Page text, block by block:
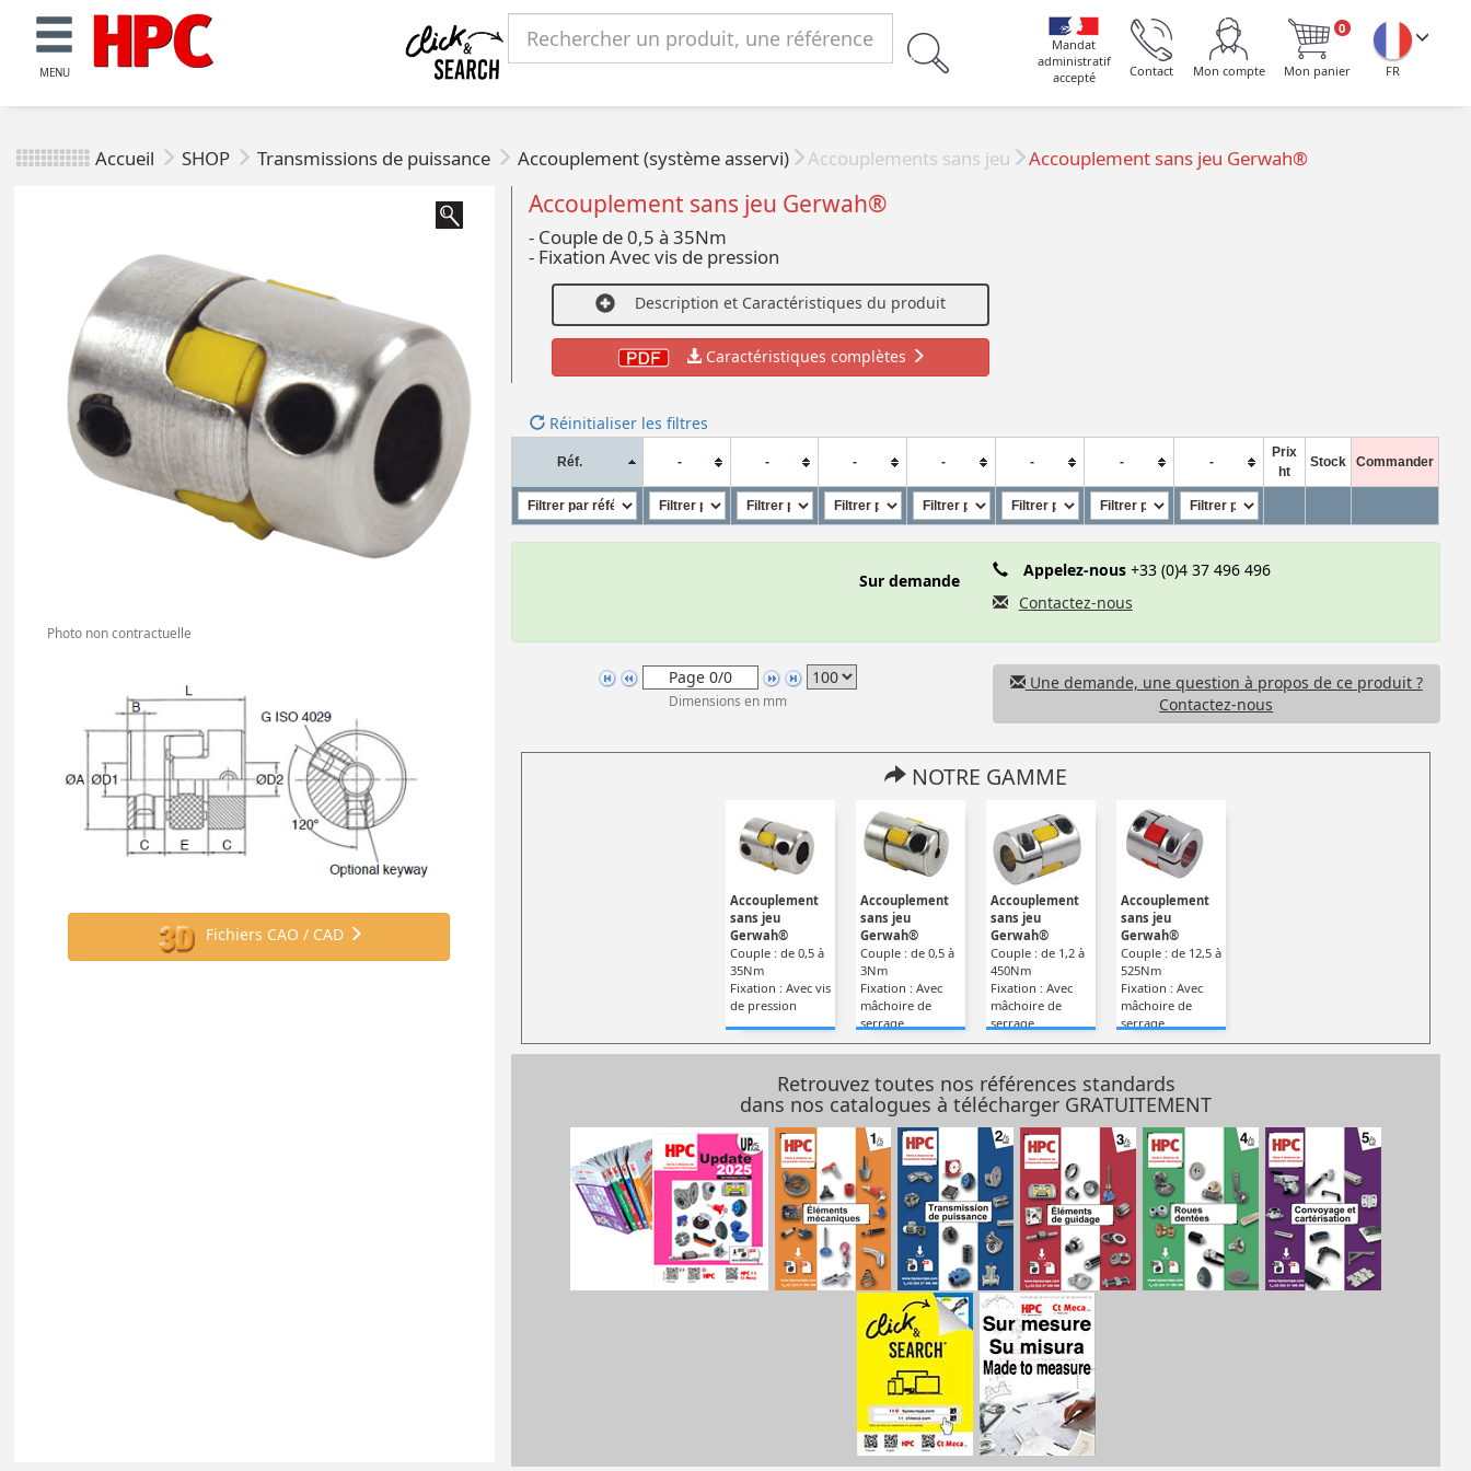
MENU FR
0
Mon panier
Mon compte
Contact
Mandat
administratif
accepté
Accueil SHOP Transmissions de puissance Accouplement (système asservi) Accouplements sans jeu Accouplement sans jeu Gerwah®
Photo non contractuelle
Fichiers CAO / CAD
Accouplement sans jeu Gerwah®
- Couple de 0,5 à 35Nm
- Fixation Avec vis de pression
Description et Caractéristiques du produit
Caractéristiques complètes
Réinitialiser les filtres
Réf. - - - - - - -
Prix
ht
Stock Commander
Sur demande
Appelez-nous+33 (0)4 37 496 496
Contactez-nous
Dimensions en mm
Une demande, une question à propos de ce produit ?
Contactez-nous
NOTRE GAMME
Accouplement
sans jeu
Gerwah®
Couple : de 0,5 à
35Nm
Fixation : Avec vis
de pression
Accouplement
sans jeu
Gerwah®
Couple : de 0,5 à
3Nm
Fixation : Avec
mâchoire de
serrage
Accouplement
sans jeu
Gerwah®
Couple : de 1,2 à
450Nm
Fixation : Avec
mâchoire de
serrage
Accouplement
sans jeu
Gerwah®
Couple : de 12,5 à
525Nm
Fixation : Avec
mâchoire de
serrage
Retrouvez toutes nos références standards
dans nos catalogues à télécharger GRATUITEMENT